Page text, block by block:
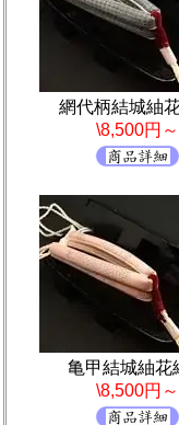
網代柄結城紬
\8,500円～
亀甲結城紬花
\8,500円～